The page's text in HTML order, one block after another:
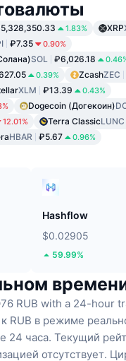
1.83% XRP
₽7.35 0.90%
SOL ₽6,026.18
0.39% ZcashZEC
XLM ₽13.39 0.43%
Dogecoin (Догекоин)
12.01% Terra ClassicLUNC
HBAR ₽5.67 0.96%
Hashflow
$0.02905
59.99%
RUB with a 24-hour
RUB в режиме
24 часа. Текущий
отсутствует.